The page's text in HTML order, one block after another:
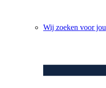
Wij zoeken voor jou